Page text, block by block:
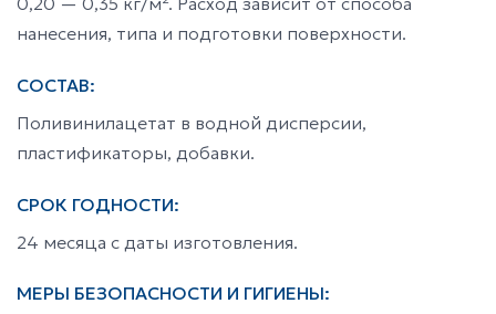
нанесения, типа и подготовки поверхности.
СОСТАВ:
Поливинилацетат в водной дисперсии,
пластификаторы, добавки.
СРОК ГОДНОСТИ:
24 месяца с даты изготовления.
МЕРЫ БЕЗОПАСНОСТИ И ГИГИЕНЫ: